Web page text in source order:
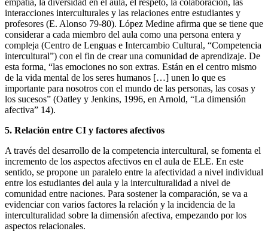
interacciones interculturales y las relaciones entre estudiantes y
profesores (E. Alonso 79-80). López Medine afirma que se tiene que
considerar a cada miembro del aula como una persona entera y
compleja (Centro de Lenguas e Intercambio Cultural, “Competencia
intercultural”) con el fin de crear una comunidad de aprendizaje. De
esta forma, “las emociones no son extras. Están en el centro mismo
de la vida mental de los seres humanos […] unen lo que es
importante para nosotros con el mundo de las personas, las cosas y
los sucesos” (Oatley y Jenkins, 1996, en Arnold, “La dimensión
afectiva” 14).
5. Relación entre CI y factores afectivos
A través del desarrollo de la competencia intercultural, se fomenta el
incremento de los aspectos afectivos en el aula de ELE. En este
sentido, se propone un paralelo entre la afectividad a nivel individual
entre los estudiantes del aula y la interculturalidad a nivel de
comunidad entre naciones. Para sostener la comparación, se va a
evidenciar con varios factores la relación y la incidencia de la
interculturalidad sobre la dimensión afectiva, empezando por los
aspectos relacionales.